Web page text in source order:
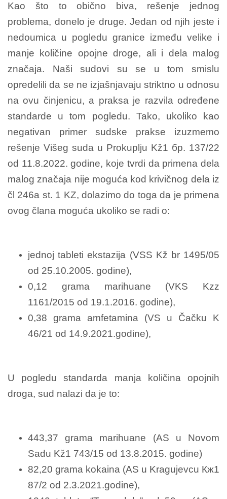
Kao što to obično biva, rešenje jednog
problema, donelo je druge. Jedan od njih jeste i
nedoumica u pogledu granice između velike i
manje količine opojne droge, ali i dela malog
značaja. Naši sudovi su se u tom smislu
opredelili da se ne izjašnjavaju striktno u odnosu
na ovu činjenicu, a praksa je razvila određene
standarde u tom pogledu. Tako, ukoliko kao
negativan primer sudske prakse izuzmemo
rešenje Višeg suda u Prokuplju Kž1 бр. 137/22
od 11.8.2022. godine, koje tvrdi da primena dela
malog značaja nije moguća kod krivičnog dela iz
čl 246a st. 1 KZ, dolazimo do toga da je primena
ovog člana moguća ukoliko se radi o:
jednoj tableti ekstazija (VSS Kž br 1495/05
od 25.10.2005. godine),
0,12 grama marihuane (VKS Kzz
1161/2015 od 19.1.2016. godine),
0,38 grama amfetamina (VS u Čačku K
46/21 od 14.9.2021.godine),
U pogledu standarda manja količina opojnih
droga, sud nalazi da je to:
443,37 grama marihuane (AS u Novom
Sadu Kž1 743/15 od 13.8.2015. godine)
82,20 grama kokaina (AS u Kragujevcu Кж1
87/2 od 2.3.2021.godine),